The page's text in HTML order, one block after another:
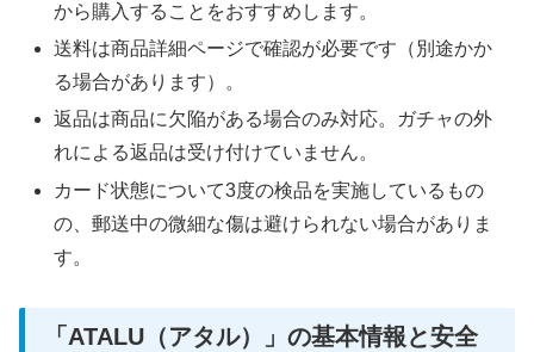
から購入することをおすすめします。
送料は商品詳細ページで確認が必要です（別途かか
る場合があります）。
返品は商品に欠陥がある場合のみ対応。ガチャの外
れによる返品は受け付けていません。
カード状態について3度の検品を実施しているもの
の、郵送中の微細な傷は避けられない場合がありま
す。
「ATALU（アタル）」の基本情報と安全